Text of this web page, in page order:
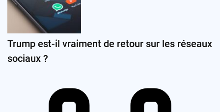
Trump est-il vraiment de retour sur les réseaux
sociaux ?